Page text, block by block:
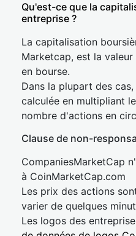
Qu'est-ce que la
entreprise ?
La capitalisation
Marketcap, est la
en bourse.
Dans la plupart des
calculée en multipliant
nombre d'actions en
Clause de non-
CompaniesMarketCap
à CoinMarketCap.com
Les prix des actions
varier de quelques
Les logos des